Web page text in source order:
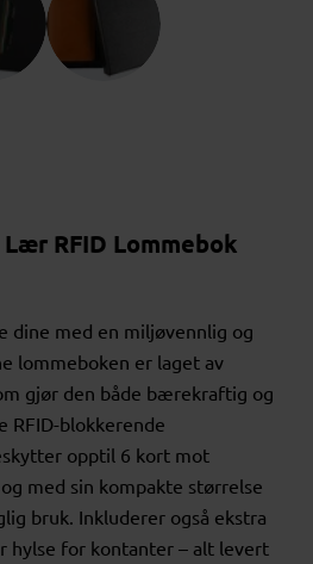
RFID Lommebok
dine med en miljøvennlig og
lommeboken er laget av
gjør den både bærekraftig og
RFID-blokkerende
opptil 6 kort mot
med sin kompakte størrelse
bruk. Inkluderer også ekstra
hylse for kontanter – alt levert